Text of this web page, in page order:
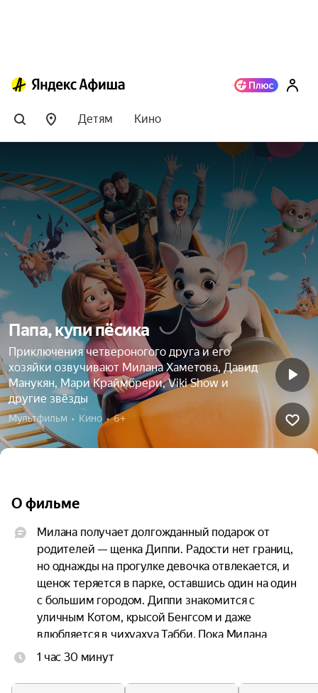
Детям Кино
Папа, купи пёсика
Приключения четвероногого друга и его
хозяйки озвучивают Милана Хаметова, Давид
Манукян, Мари Краймбрери, Viki Show и
другие звёзды
Мультфильм  •  Кино  •  6+
О фильме
Милана получает долгожданный подарок от
родителей — щенка Диппи. Радости нет границ,
но однажды на прогулке девочка отвлекается, и
щенок теряется в парке, оставшись один на один
с большим городом. Диппи знакомится с
уличным Котом, крысой Бенгсом и даже
влюбляется в чихуахуа Табби. Пока Милана
ведёт поиски любимого песика, Диппи ждут
предстоит стать настоящим героем, способным
1 час 30 минут